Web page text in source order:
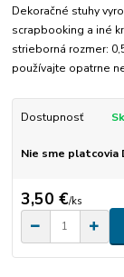
Dekoračné stuhy
scrapbooking a iné
strieborná rozmer:
používajte opatrne
Dostupnosť
Nie sme platcovia
3,50 €/ks